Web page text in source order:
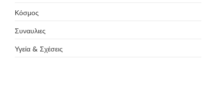
Κόσμος
Συναυλιες
Υγεία & Σχέσεις